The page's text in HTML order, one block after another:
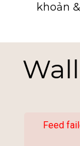
khoản
Feed